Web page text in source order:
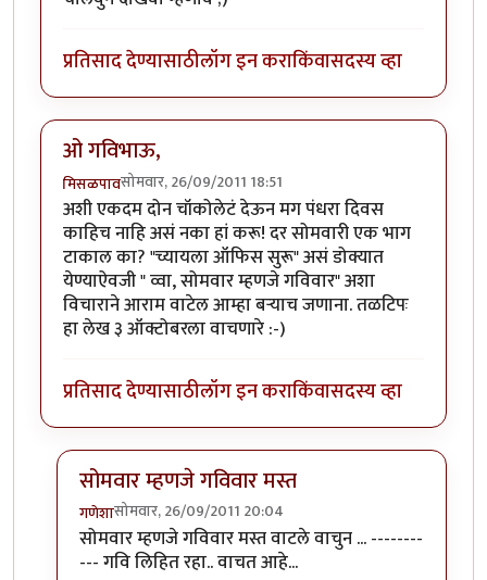
प्रतिसाद देण्यासाठीलॉग इन कराकिंवासदस्य व्हा
ओ गविभाऊ,
मिसळपावसोमवार, 26/09/2011 18:51
अशी एकदम दोन चॉकोलेटं देऊन मग पंधरा दिवस
काहिच नाहि असं नका हां करू! दर सोमवारी एक भाग
टाकाल का? "च्यायला ऑफिस सुरू" असं डोक्यात
येण्याऐवजी " व्वा, सोमवार म्हणजे गविवार" अशा
विचाराने आराम वाटेल आम्हा बर्‍याच जणाना. तळटिपः
हा लेख ३ ऑक्टोबरला वाचणारे :-)
प्रतिसाद देण्यासाठीलॉग इन कराकिंवासदस्य व्हा
सोमवार म्हणजे गविवार मस्त
गणेशासोमवार, 26/09/2011 20:04
In reply toओ गविभाऊ,byमिसळपाव
सोमवार म्हणजे गविवार मस्त वाटले वाचुन ... --------
--- गवि लिहित रहा.. वाचत आहे...